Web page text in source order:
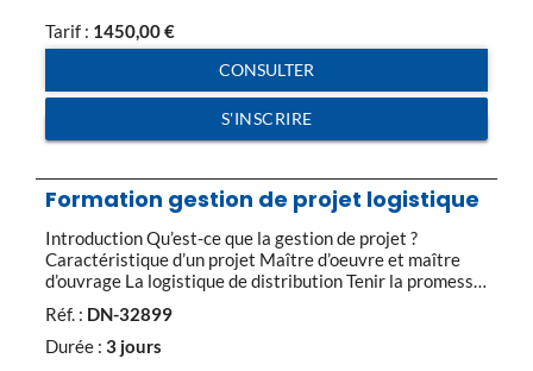
différents rattachements & leurs atouts L’’évolution de la
fonction […]
Tarif : 1450,00€
CONSULTER
S'INSCRIRE
Formation gestion de projet logistique
Introduction Qu’est-ce que la gestion de projet ?
Caractéristique d’un projet Maître d’oeuvre et maître
d’ouvrage La logistique de distribution Tenir la promesse
commande en détails Planifier les ressources Introduire
des ordres dans le processus de production et de
Réf. : DN-32899
Durée : 3 jours